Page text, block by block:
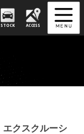
STOCK ACCESS
エクスクルーシ